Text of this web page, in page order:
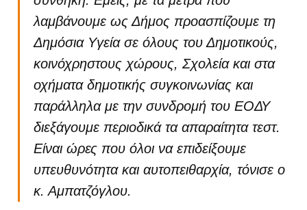
λαμβάνουμε ως Δήμος προασπίζουμε τη
Δημόσια Υγεία σε όλους του Δημοτικούς,
κοινόχρηστους χώρους, Σχολεία και στα
οχήματα δημοτικής συγκοινωνίας και
παράλληλα με την συνδρομή του ΕΟΔΥ
διεξάγουμε περιοδικά τα απαραίτητα τεστ.
Είναι ώρες που όλοι να επιδείξουμε
υπευθυνότητα και αυτοπειθαρχία, τόνισε ο
κ. Αμπατζόγλου.